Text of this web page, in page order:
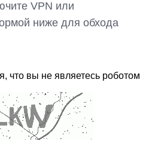
VPN или
ниже для обхода
что вы не являетесь роботом